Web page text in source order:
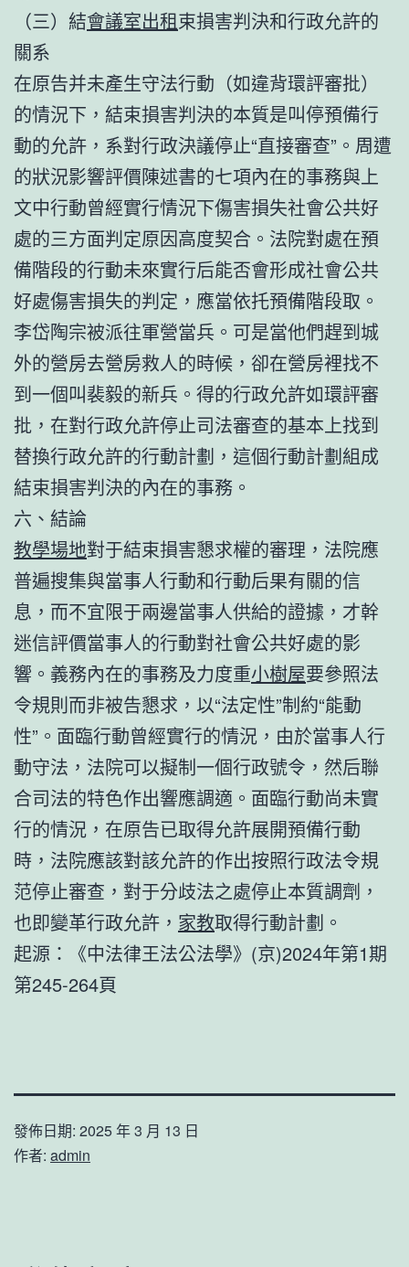
（三）結會議室出租束損害判決和行政允許的
關系
在原告并未產生守法行動（如違背環評審批）
的情況下，結束損害判決的本質是叫停預備行
動的允許，系對行政決議停止“直接審查”。周遭
的狀況影響評價陳述書的七項內在的事務與上
文中行動曾經實行情況下傷害損失社會公共好
處的三方面判定原因高度契合。法院對處在預
備階段的行動未來實行后能否會形成社會公共
好處傷害損失的判定，應當依托預備階段取。
李岱陶宗被派往軍營當兵。可是當他們趕到城
外的營房去營房救人的時候，卻在營房裡找不
到一個叫裴毅的新兵。得的行政允許如環評審
批，在對行政允許停止司法審查的基本上找到
替換行政允許的行動計劃，這個行動計劃組成
結束損害判決的內在的事務。
六、結論
教學場地對于結束損害懇求權的審理，法院應
普遍搜集與當事人行動和行動后果有關的信
息，而不宜限于兩邊當事人供給的證據，才幹
迷信評價當事人的行動對社會公共好處的影
響。義務內在的事務及力度重小樹屋要參照法
令規則而非被告懇求，以“法定性”制約“能動
性”。面臨行動曾經實行的情況，由於當事人行
動守法，法院可以擬制一個行政號令，然后聯
合司法的特色作出響應調適。面臨行動尚未實
行的情況，在原告已取得允許展開預備行動
時，法院應該對該允許的作出按照行政法令規
范停止審查，對于分歧法之處停止本質調劑，
也即變革行政允許， 家教取得行動計劃。
起源：《中法律王法公法學》(京)2024年第1期
第245-264頁
發佈日期: 2025 年 3 月 13 日
作者: admin